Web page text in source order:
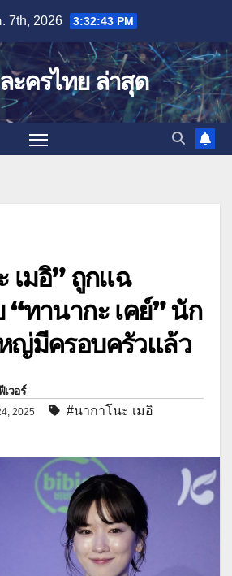
7th, 2026 3:32:43 PM
ะครไทย ล่าสุด
เมอิ” ถูกแฉ
ทานากะ เคย์” นัก
ญ่มีครอบครัวแล้ว
วอร์
2025 #นากาโนะ เมอิ